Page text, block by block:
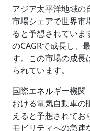
アジア太平洋地域の
市場シェアで世界市
ると予想されていま
のCAGRで成長し、
す。この市場の成長
られています。
国際エネルギー機関
おける電気自動車の
えると予想されて
モビリティへの急速